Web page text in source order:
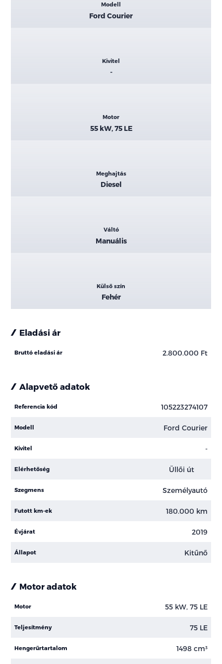
Modell
Ford Courier
Kivitel
-
Motor
55 kW, 75 LE
Meghajtás
Diesel
Váltó
Manuális
Külső szín
Fehér
Eladási ár
Bruttó eladási ár 2.800.000 Ft
Alapvető adatok
Referencia kód 105223274107
Modell Ford Courier
Kivitel -
Elérhetőség Üllői út
Szegmens Személyautó
Futott km-ek 180.000 km
Évjárat 2019
Állapot Kitűnő
Motor adatok
Motor 55 kW, 75 LE
Teljesítmény 75 LE
Hengerűrtartalom 1498 cm³